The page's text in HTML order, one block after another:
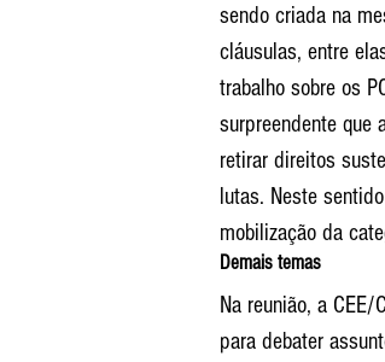
sendo criada na
cláusulas, entre
trabalho sobre os
surpreendente que
retirar direitos
lutas. Neste
mobilização da
Demais temas
Na reunião, a
para debater